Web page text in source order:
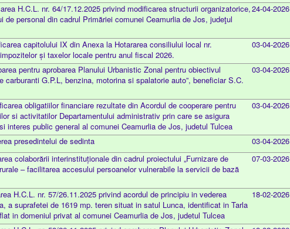
H.C.L. nr. 64/17.12.2025 privind modificarea structurii organizatorice,
personal din cadrul Primăriei comunei Ceamurlia de Jos, judeţul
24-04-2026
capitolului IX din Anexa la Hotararea consiliului local nr.
și taxelor locale pentru anul fiscal 2026.
03-04-2026
pentru aprobarea Planului Urbanistic Zonal pentru obiectivul
carburanti G.P.L, benzina, motorina si spalatorie auto”, beneficiar S.C.
03-04-2026
obligatiilor financiare rezultate din Acordul de cooperare pentru
si activitatilor Departamentului administrativ prin care se asigura
interes public general al comunei Ceamurlia de Jos, judetul Tulcea
03-04-2026
presedintelui de sedinta 03-04-2026
colaborării interinstituționale din cadrul proiectului „Furnizare de
– facilitarea accesului persoanelor vulnerabile la servicii de bază
07-03-2026
H.C.L. nr. 57/26.11.2025 privind acordul de principiu in vederea
a suprafetei de 1619 mp. teren situat in satul Lunca, identificat in Tarla
in domeniul privat al comunei Ceamurlia de Jos, judetul Tulcea
18-02-2026